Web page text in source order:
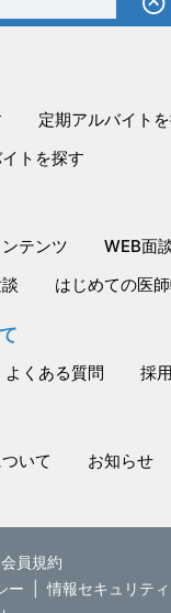
定期アルバイト
トを探す
テンツ
WEB面
はじめての医
よくある質問 採
いて お知らせ
員規約
ー
情報セキュリテ